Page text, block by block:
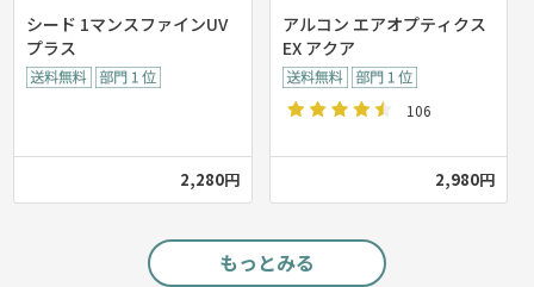
シード 1マンスファインUV
プラス
2,280円
アルコン エアオプティクス
EX アクア
106
2,980円
もっとみる